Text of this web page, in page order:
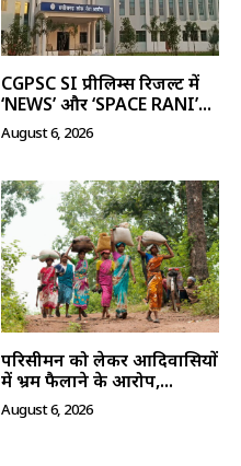
CGPSC SI प्रीलिम्स रिजल्ट में
‘NEWS’ और ‘SPACE RANI’...
August 6, 2026
परिसीमन को लेकर आदिवासियों
में भ्रम फैलाने के आरोप,...
August 6, 2026